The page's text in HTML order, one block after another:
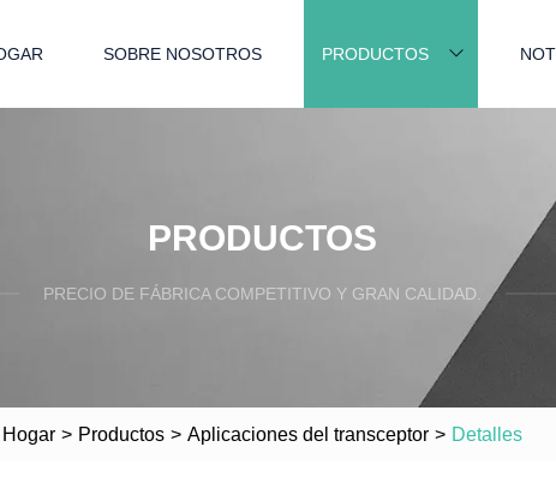
SOBRE NOSOTROS PRODUCTOS
PRODUCTOS
PRECIO DE FÁBRICA COMPETITIVO Y GRAN CALIDAD.
Hogar > Productos > Aplicaciones del transceptor > Detalles